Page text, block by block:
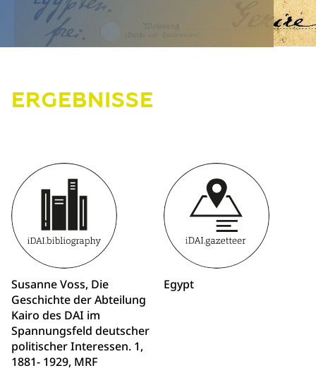
ERGEBNISSE
Susanne Voss, Die
Geschichte der Abteilung
Kairo des DAI im
Spannungsfeld deutscher
politischer Interessen. 1,
1881- 1929, MRF
Egypt